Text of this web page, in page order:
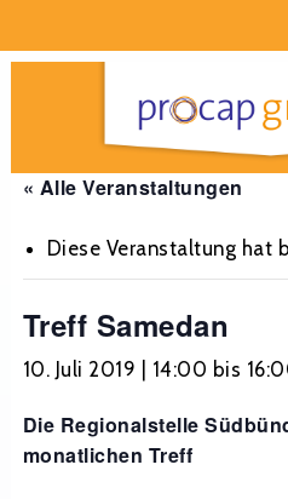
« Alle Veranstaltungen
Diese Veranstaltung hat
Treff Samedan
10. Juli 2019 | 14:00 bis
Die Regionalstelle
monatlichen Treff